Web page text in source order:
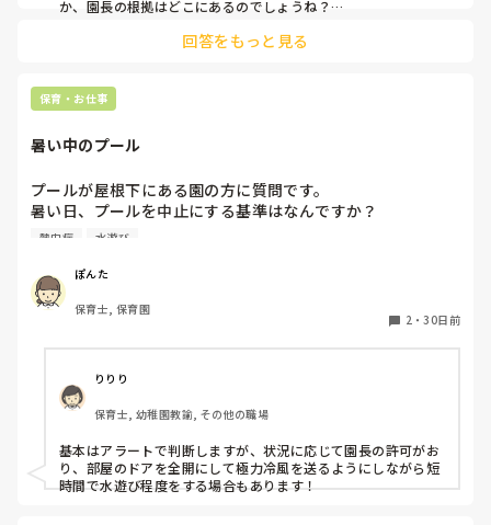
か、園長の根拠はどこにあるのでしょうね？
子ども目線で、エアコンはあまりよくないと言われる方もいら
回答をもっと見る
保育・お仕事
暑い中のプール
プールが屋根下にある園の方に質問です。
暑い日、プールを中止にする基準はなんですか？
熱中症アラート基準ですか？
いただきたいです！
熱中症 水遊び
ぽんた
保育士, 保育園
2・30日前
りりり
保育士, 幼稚園教諭, その他の職場
基本はアラートで判断しますが、状況に応じて園長の許可がお
り、部屋のドアを全開にして極力冷風を送るようにしながら短
時間で水遊び程度をする場合もあります！